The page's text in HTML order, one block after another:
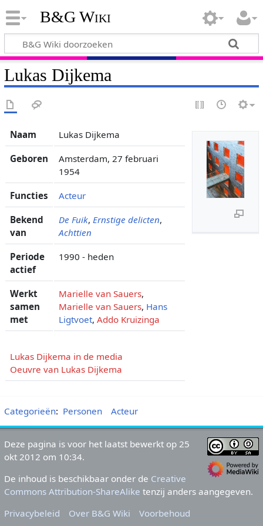
B&G Wiki
Lukas Dijkema
Naam Lukas Dijkema
Geboren
Amsterdam, 27 februari
1954
Functies Acteur
Bekend
van
De Fuik, Ernstige delicten,
Achttien
Periode
actief
1990 - heden
Werkt
samen
met
Marielle van Sauers,
Marielle van Sauers, Hans
Ligtvoet, Addo Kruizinga
Lukas Dijkema in de media
Oeuvre van Lukas Dijkema
Categorieën: Personen Acteur
Deze pagina is voor het laatst bewerkt op 25
okt 2012 om 10:34.
De inhoud is beschikbaar onder de Creative
Commons Attribution-ShareAlike tenzij anders aangegeven.
Privacybeleid
Over B&G Wiki Voorbehoud